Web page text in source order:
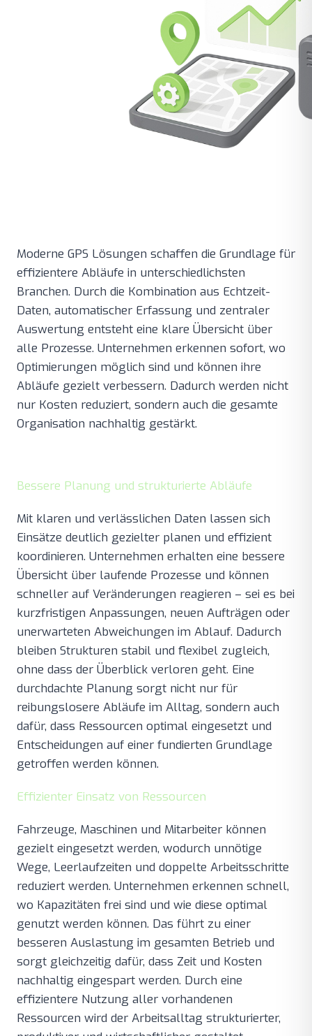
Moderne GPS Lösungen schaffen die Grundlage für
effizientere Abläufe in unterschiedlichsten
Branchen. Durch die Kombination aus Echtzeit-
Daten, automatischer Erfassung und zentraler
Auswertung entsteht eine klare Übersicht über
alle Prozesse. Unternehmen erkennen sofort, wo
Optimierungen möglich sind und können ihre
Abläufe gezielt verbessern. Dadurch werden nicht
nur Kosten reduziert, sondern auch die gesamte
Organisation nachhaltig gestärkt.
Bessere Planung und strukturierte Abläufe
Mit klaren und verlässlichen Daten lassen sich
Einsätze deutlich gezielter planen und effizient
koordinieren. Unternehmen erhalten eine bessere
Übersicht über laufende Prozesse und können
schneller auf Veränderungen reagieren – sei es bei
kurzfristigen Anpassungen, neuen Aufträgen oder
unerwarteten Abweichungen im Ablauf. Dadurch
bleiben Strukturen stabil und flexibel zugleich,
ohne dass der Überblick verloren geht. Eine
durchdachte Planung sorgt nicht nur für
reibungslosere Abläufe im Alltag, sondern auch
dafür, dass Ressourcen optimal eingesetzt und
Entscheidungen auf einer fundierten Grundlage
getroffen werden können.
Effizienter Einsatz von Ressourcen
Fahrzeuge, Maschinen und Mitarbeiter können
gezielt eingesetzt werden, wodurch unnötige
Wege, Leerlaufzeiten und doppelte Arbeitsschritte
reduziert werden. Unternehmen erkennen schnell,
wo Kapazitäten frei sind und wie diese optimal
genutzt werden können. Das führt zu einer
besseren Auslastung im gesamten Betrieb und
sorgt gleichzeitig dafür, dass Zeit und Kosten
nachhaltig eingespart werden. Durch eine
effizientere Nutzung aller vorhandenen
Ressourcen wird der Arbeitsalltag strukturierter,